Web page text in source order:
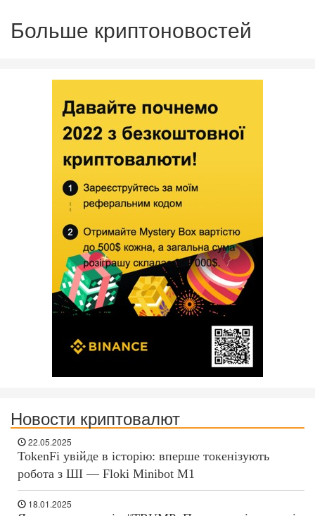
Больше криптоновостей
Новости криптовалют
22.05.2025
TokenFi увійде в історію: вперше токенізують
робота з ШІ — Floki Minibot M1
18.01.2025